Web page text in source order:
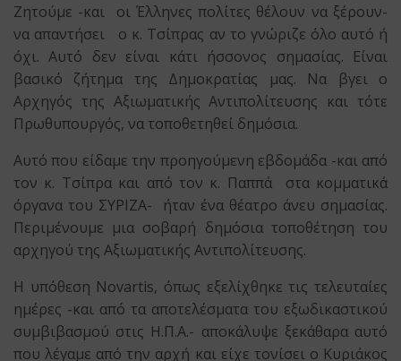
Ζητούμε -και οι Έλληνες πολίτες θέλουν να ξέρουν-
να απαντήσει ο κ. Τσίπρας αν το γνώριζε όλο αυτό ή
όχι. Αυτό δεν είναι κάτι ήσσονος σημασίας. Είναι
βασικό ζήτημα της Δημοκρατίας μας. Να βγει ο
Αρχηγός της Αξιωματικής Αντιπολίτευσης και τότε
Πρωθυπουργός, να τοποθετηθεί δημόσια.
Αυτό που είδαμε την προηγούμενη εβδομάδα -και από
τον κ. Τσίπρα και από τον κ. Παππά στα κομματικά
όργανα του ΣΥΡΙΖΑ- ήταν ένα θέατρο άνευ σημασίας.
Περιμένουμε μια σοβαρή δημόσια τοποθέτηση του
αρχηγού της Αξιωματικής Αντιπολίτευσης.
Η υπόθεση Novartis, όπως εξελίχθηκε τις τελευταίες
ημέρες -και από τα αποτελέσματα του εξωδικαστικού
συμβιβασμού στις Η.Π.Α.- αποκάλυψε ξεκάθαρα αυτό
που λέγαμε από την αρχή και είχε τονίσει ο Κυριάκος